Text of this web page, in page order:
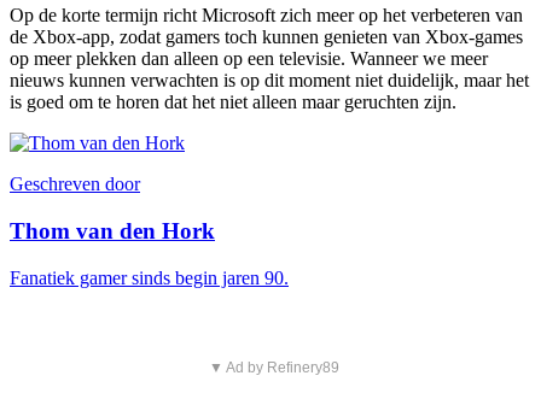
Op de korte termijn richt Microsoft zich meer op het verbeteren van
de Xbox-app, zodat gamers toch kunnen genieten van Xbox-games
op meer plekken dan alleen op een televisie. Wanneer we meer
nieuws kunnen verwachten is op dit moment niet duidelijk, maar het
is goed om te horen dat het niet alleen maar geruchten zijn.
Geschreven door
Thom van den Hork
Fanatiek gamer sinds begin jaren 90.
▼ Ad by Refinery89